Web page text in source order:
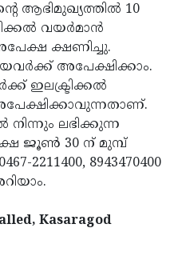
ആഭിമുഖ്യത്തില്‍ 10
വയര്‍മാന്‍
ക്ഷണിച്ചു.
അപേക്ഷിക്കാം.
ഇലക്ട്രിക്കല്‍
ലഭിക്കുന്ന
ജൂണ്‍ 30 ന് മുമ്പ്
2211400, 8943470400
Kasaragod